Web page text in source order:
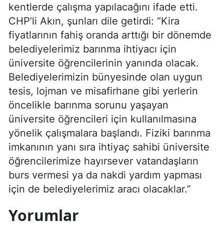
kentlerde çalışma yapılacağını ifade etti.
CHP’li Akın, şunları dile getirdi: “Kira
fiyatlarının fahiş oranda arttığı bir dönemde
belediyelerimiz barınma ihtiyacı için
üniversite öğrencilerinin yanında olacak.
Belediyelerimizin bünyesinde olan uygun
tesis, lojman ve misafirhane gibi yerlerin
öncelikle barınma sorunu yaşayan
üniversite öğrencileri için kullanılmasına
yönelik çalışmalara başlandı. Fiziki barınma
imkanının yanı sıra ihtiyaç sahibi üniversite
öğrencilerimize hayırsever vatandaşların
burs vermesi ya da nakdi yardım yapması
için de belediyelerimiz aracı olacaklar.”
Yorumlar